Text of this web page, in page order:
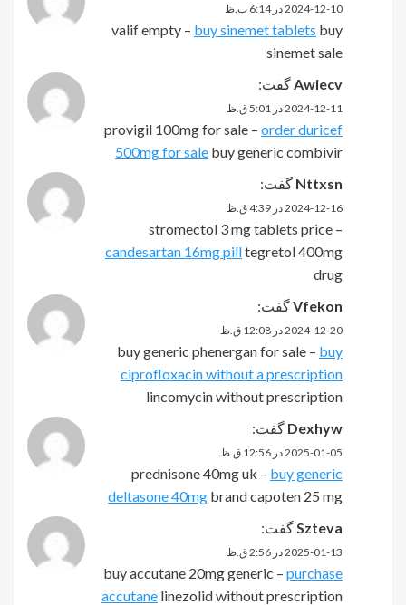
2024-12-10 در 6:14 ب.ظ
valif empty – buy sinemet tablets buy
sinemet sale
Awiecvگفت:
2024-12-11 در 5:01 ق.ظ
provigil 100mg for sale – order duricef
500mg for sale buy generic combivir
Nttxsn گفت:
2024-12-16 در 4:39 ق.ظ
stromectol 3 mg tablets price –
candesartan 16mg pilltegretol 400mg
drug
Vfekonگفت:
2024-12-20 در 12:08 ق.ظ
buy generic phenergan for sale – buy
ciprofloxacin without a prescription
lincomycin without prescription
Dexhyw گفت:
2025-01-05 در 12:56 ق.ظ
prednisone 40mg uk – buy generic
deltasone 40mg brand capoten 25 mg
Sztevaگفت:
2025-01-13 در 2:56 ق.ظ
buy accutane 20mg generic – purchase
accutane linezolid without prescription